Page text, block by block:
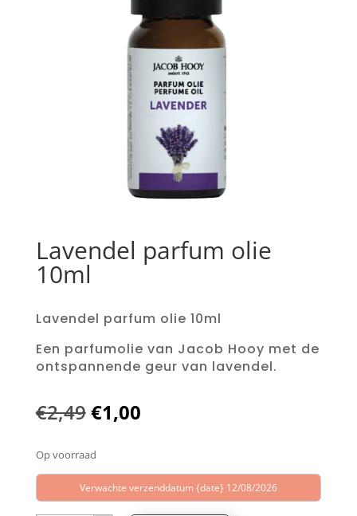
Lavendel parfum olie
10ml
Lavendel parfum olie 10ml
Een parfumolie van Jacob Hooy met de
ontspannende geur van lavendel.
€2,49Oorspronkelijke
was:
€2,49.
€1,00Huidige
€1,00.
Op voorraad
Verwachte verzenddatum {date} 12/08/2026